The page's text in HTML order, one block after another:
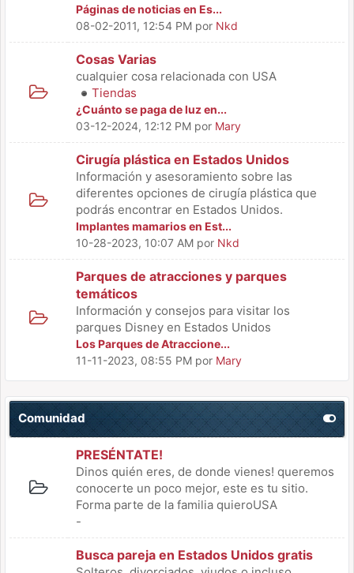
Páginas de noticias en Es...
08-02-2011, 12:54 PM por Nkd
Cosas Varias
cualquier cosa relacionada con USA
Tiendas
¿Cuánto se paga de luz en...
03-12-2024, 12:12 PM por Mary
Cirugía plástica en Estados Unidos
Información y asesoramiento sobre las
diferentes opciones de cirugía plástica que
podrás encontrar en Estados Unidos.
Implantes mamarios en Est...
10-28-2023, 10:07 AM por Nkd
Parques de atracciones y parques
temáticos
Información y consejos para visitar los
parques Disney en Estados Unidos
Los Parques de Atraccione...
11-11-2023, 08:55 PM por Mary
Comunidad
PRESÉNTATE!
Dinos quién eres, de donde vienes! queremos
conocerte un poco mejor, este es tu sitio.
Forma parte de la familia quieroUSA
-
Busca pareja en Estados Unidos gratis